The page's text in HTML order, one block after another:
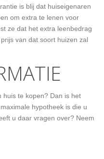
is blij dat huiseigenaren
om extra te lenen voor
ze dat het extra leenbedrag
van dat soort huizen zal
huis te kopen? Dan is het
hypotheek is die u
u daar vragen over? Neem